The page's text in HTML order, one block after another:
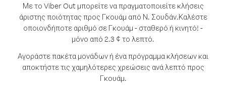
Με το Viber Out μπορείτε να πραγματοποιείτε κλήσεις
άριστης ποιότητας προς Γκουάμ από Ν. Σουδάν.Καλέστε
οποιονδήποτε αριθμό σε Γκουάμ - σταθερό ή κινητό! -
μόνο από 2.3 ¢ το λεπτό.
Αγοράστε πακέτα μονάδων ή ένα πρόγραμμα κλήσεων και
αποκτήστε τις χαμηλότερες χρεώσεις ανά λεπτό προς
Γκουάμ.